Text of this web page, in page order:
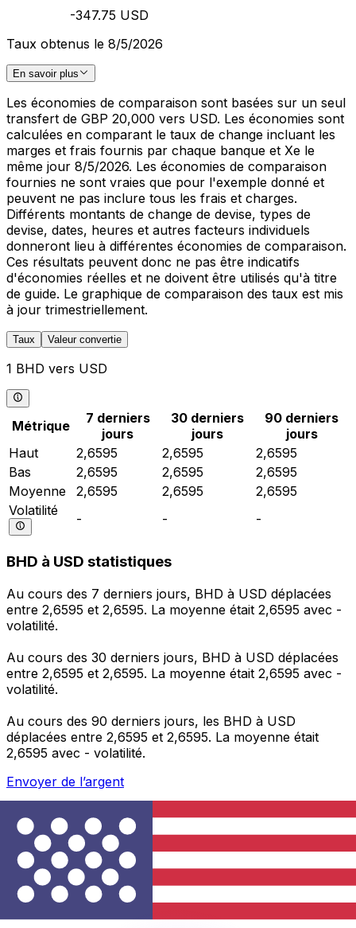
-347.75 USD
Taux obtenus le 8/5/2026
En savoir plus
Les économies de comparaison sont basées sur un seul
transfert de GBP 20,000 vers USD. Les économies sont
calculées en comparant le taux de change incluant les
marges et frais fournis par chaque banque et Xe le
même jour 8/5/2026. Les économies de comparaison
fournies ne sont vraies que pour l'exemple donné et
peuvent ne pas inclure tous les frais et charges.
Différents montants de change de devise, types de
devise, dates, heures et autres facteurs individuels
donneront lieu à différentes économies de comparaison.
Ces résultats peuvent donc ne pas être indicatifs
d'économies réelles et ne doivent être utilisés qu'à titre
de guide. Le graphique de comparaison des taux est mis
à jour trimestriellement.
Taux Valeur convertie
1 BHD vers USD
Métrique
7 derniers
jours
30 derniers
jours
90 derniers
jours
Haut
2,6595 2,6595
2,6595
Bas
2,6595 2,6595
2,6595
Moyenne
2,6595 2,6595
2,6595
Volatilité
- - -
BHD à USD statistiques
Au cours des 7 derniers jours, BHD à USD déplacées
entre 2,6595 et 2,6595. La moyenne était 2,6595 avec -
volatilité.
Au cours des 30 derniers jours, BHD à USD déplacées
entre 2,6595 et 2,6595. La moyenne était 2,6595 avec -
volatilité.
Au cours des 90 derniers jours, les BHD à USD
déplacées entre 2,6595 et 2,6595. La moyenne était
2,6595 avec - volatilité.
Envoyer de l’argent
Gérez votre argent et vos devises lorsque vous
êtes en déplacement
L'application Xe réunit toutes les fonctionnalités
nécessaires pour vos transferts d'argent internationaux
et la gestion de vos devises. Convertissez des devises,